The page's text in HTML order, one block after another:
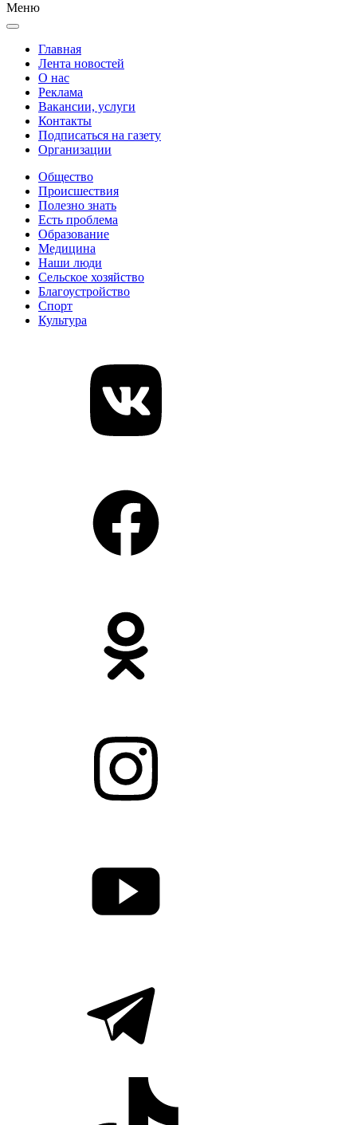
Меню
Главная
Лента новостей
О нас
Реклама
Вакансии, услуги
Контакты
Подписаться на газету
Организации
Общество
Происшествия
Полезно знать
Есть проблема
Образование
Медицина
Наши люди
Сельское хозяйство
Благоустройство
Спорт
Культура